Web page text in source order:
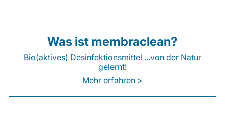
Was ist membraclean?
Bio(aktives) Desinfektionsmittel ...von der Natur
gelernt!
Mehr erfahren >